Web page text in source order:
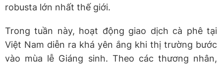
robusta lớn nhất thế giới.
Trong tuần này, hoạt động giao dịch cà phê tại
Việt Nam diễn ra khá yên ắng khi thị trường bước
vào mùa lễ Giáng sinh. Theo các thương nhân,